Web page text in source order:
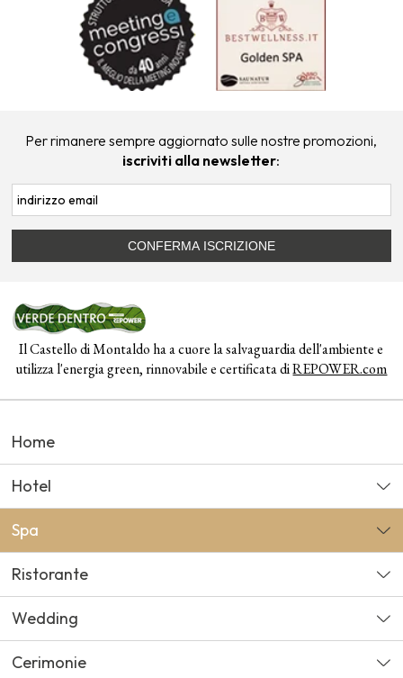
Per rimanere sempre aggiornato sulle nostre promozioni,
iscriviti alla newsletter:
Il Castello di Montaldo ha a cuore la salvaguardia dell'ambiente e
utilizza l'energia green, rinnovabile e certificata diREPOWER.com
Home
Hotel
Spa
Ristorante
Wedding
Cerimonie